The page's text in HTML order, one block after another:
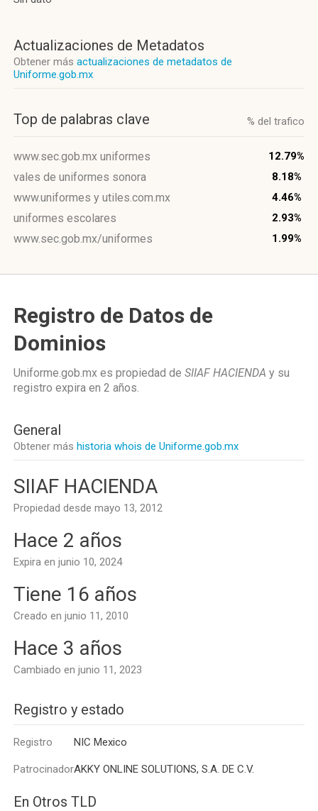
Actualizaciones de Metadatos
Obtener más actualizaciones de metadatos de
Uniforme.gob.mx
Top de palabras clave % del trafico
www.sec.gob.mx uniformes 12.79%
vales de uniformes sonora 8.18%
www.uniformes y utiles.com.mx 4.46%
uniformes escolares 2.93%
www.sec.gob.mx/uniformes 1.99%
Registro de Datos de
Dominios
Uniforme.gob.mx es propiedad de SIIAF HACIENDA y su
registro expira en 2 años.
General
Obtener más historia whois de Uniforme.gob.mx
SIIAF HACIENDA
Propiedad desde mayo 13, 2012
Hace 2 años
Expira en junio 10, 2024
Tiene 16 años
Creado en junio 11, 2010
Hace 3 años
Cambiado en junio 11, 2023
Registro y estado
Registro NIC Mexico
PatrocinadorAKKY ONLINE SOLUTIONS, S.A. DE C.V.
En Otros TLD